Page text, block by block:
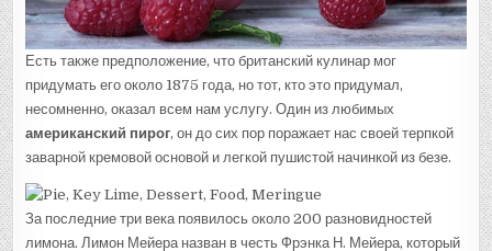
Есть также предположение, что британский кулинар мог
придумать его около 1875 года, но тот, кто это придумал,
несомненно, оказал всем нам услугу. Один из любимых
американский пирог, он до сих пор поражает нас своей терпкой
заварной кремовой основой и легкой пушистой начинкой из безе.
За последние три века появилось около 200 разновидностей
лимона. Лимон Мейера назван в честь Фрэнка Н. Мейера, который